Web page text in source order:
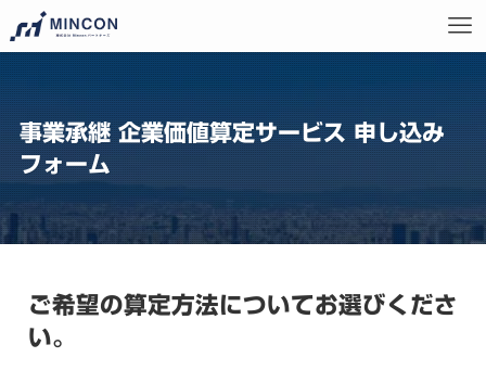
事業承継 企業価値算定サービス 申し込み
フォーム
ご希望の算定方法についてお選びくださ
い。